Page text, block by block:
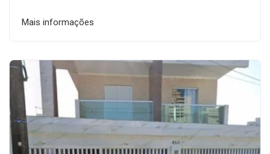
Mais informações